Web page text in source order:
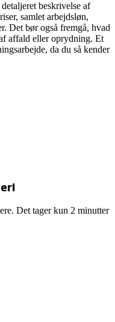
beskrivelse af
samlet arbejdsløn,
Det bør også fremgå, hvad
affald eller oprydning. Et
da du så kender
Det tager kun 2 minutter